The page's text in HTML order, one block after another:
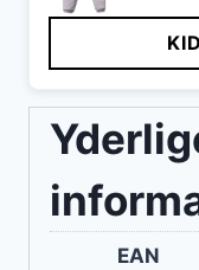
pris
var:
EAN